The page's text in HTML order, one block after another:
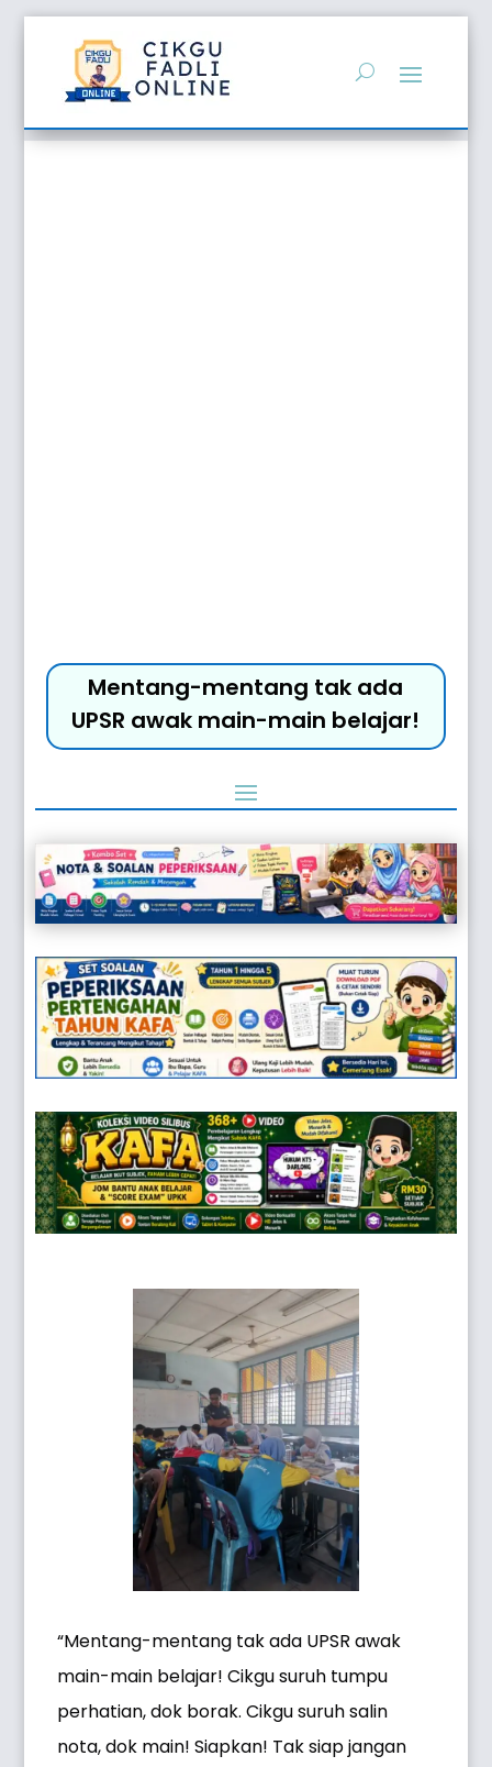
Mentang-mentang tak ada
UPSR awak main-main belajar!
“Mentang-mentang tak ada UPSR awak
main-main belajar! Cikgu suruh tumpu
perhatian, dok borak. Cikgu suruh salin
nota, dok main! Siapkan! Tak siap jangan